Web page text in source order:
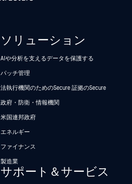
ソリューション
AIや分析を支えるデータを保護する
パッチ管理
法執行機関のためのSecure 証拠のSecure
政府・防衛・情報機関
米国連邦政府
エネルギー
ファイナンス
製造業
サポート＆サービス